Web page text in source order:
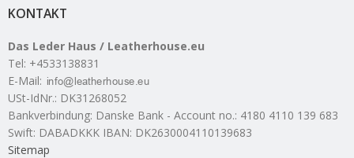
KONTAKT
Das Leder Haus / Leatherhouse.eu
Tel: +4533138831
E-Mail:
USt-IdNr.: DK31268052
Bankverbindung: Danske Bank - Account no.: 4180 4110 139 683
Swift: DABADKKK IBAN: DK2630004110139683
Sitemap